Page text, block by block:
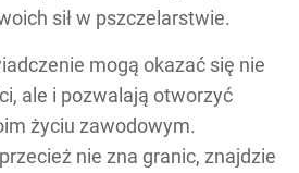
sił w pszczelarstwie.
mogą okazać się nie
ale i pozwalają otworzyć
życiu zawodowym.
nie zna granic, znajdzie